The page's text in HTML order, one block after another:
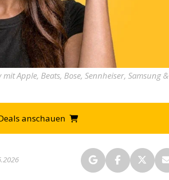
Apple, Beats, Bose, Sennheiser, Samsung &
anschauen